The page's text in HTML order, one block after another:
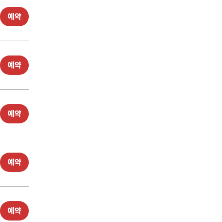
예약
예약
예약
예약
예약